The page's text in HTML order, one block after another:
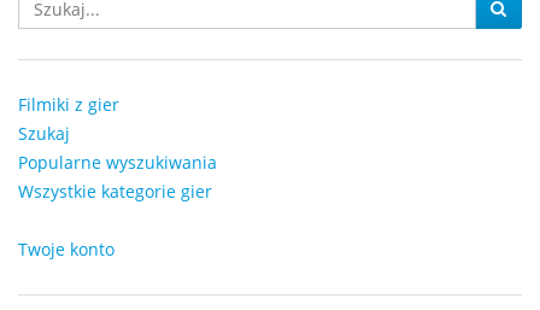
Filmiki z gier
Szukaj
Popularne wyszukiwania
Wszystkie kategorie gier
Twoje konto